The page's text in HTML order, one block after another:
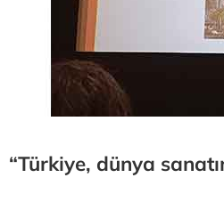
“Türkiye, dünya